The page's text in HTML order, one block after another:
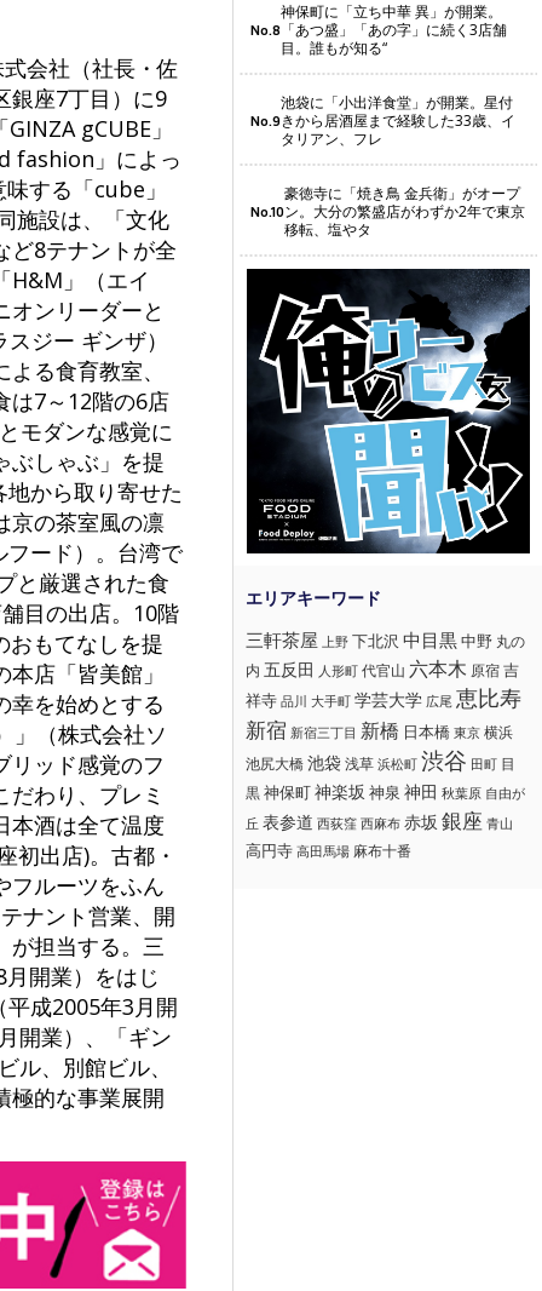
会社（社長・佐
銀座7丁目）に9
gCUBE」
fashion」によっ
する「cube」
施設は、「文化
ど8テナントが全
H&M」（エイ
ンリーダーと
ジー ギンザ）
る食育教室、
は7～12階の6店
モダンな感覚に
ぶしゃぶ」を提
から取り寄せた
京の茶室風の凛
ード）。台湾で
と厳選された食
目の出店。10階
おもてなしを提
店「皆美館」
幸を始めとする
」（株式会社ソ
リッド感覚のフ
わり、プレミ
本酒は全て温度
初出店)。古都・
フルーツをふん
ナント営業、開
が担当する。三
開業）をはじ
平成2005年3月開
開業）、「ギン
、別館ビル、
極的な事業展開
No.8
神保町に「立ち中華 異」が開業。
「あつ盛」「あの字」に続く3店舗
目。誰もが知る“
No.9
池袋に「小出洋食堂」が開業。星付
きから居酒屋まで経験した33歳、イ
タリアン、フレ
No.10
豪徳寺に「焼き鳥 金兵衛」がオープ
ン。大分の繁盛店がわずか2年で東京
移転、塩やタ
三軒茶屋 上野 下北沢 中目黒中野 丸の
内 五反田 人形町 代官山 六本木 原宿 吉
祥寺 品川 大手町 学芸大学 広尾 恵比寿
新宿 新宿三丁目 新橋 日本橋 東京 横浜
池尻大橋 池袋浅草 浜松町 渋谷 田町 目
黒神保町神楽坂 神泉 神田 秋葉原 自由が
丘 表参道 西荻窪 西麻布 赤坂 銀座 青山
高円寺 高田馬場 麻布十番